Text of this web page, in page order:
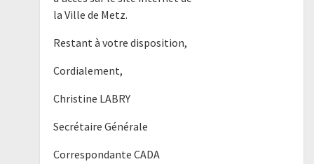
la Ville de Metz.
Restant à votre disposition,
Cordialement,
Christine LABRY
Secrétaire Générale
Correspondante CADA